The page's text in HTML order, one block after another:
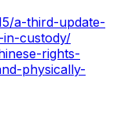
a-third-update-
custody/
rights-
physically-